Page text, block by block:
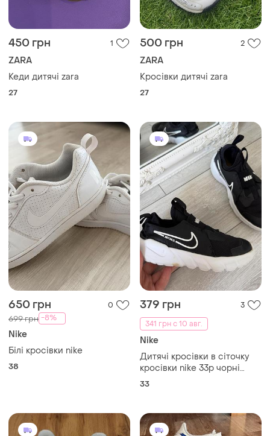
450 грн 1
ZARA
Кеди дитячі zara
27
500 грн 2
ZARA
Кросівки дитячі zara
27
650 грн 0
699 грн -8%
Nike
Білі кросівки nike
38
379 грн
3
341 грн с 10 авг.
Nike
Дитячі кросівки в сіточку
кросівки nike 33р чорні
кросівки nike 33 кросівки
33